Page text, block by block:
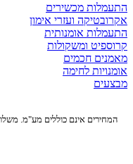
התעמלות מכשירים
אקרובטיקה ועזרי אימון
התעמלות אומנותית
קרוספיט ומשקולות
מאמנים חכמים
אומנויות לחימה
מבצעים
*המחירים אינם כוללים מע"מ.